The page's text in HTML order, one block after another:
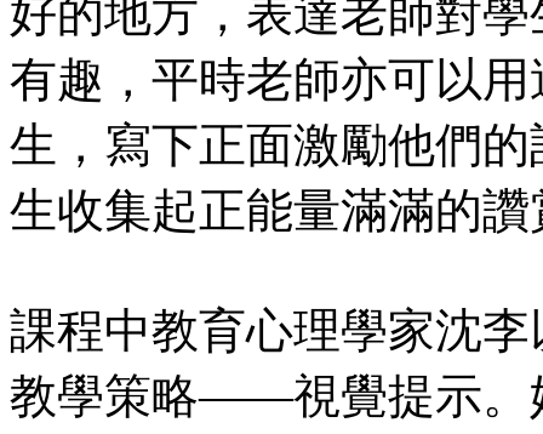
好的地方，表達老師對
有趣，平時老師亦可以
生，寫下正面激勵他們
生收集起正能量滿滿的
課程中教育心理學家沈
教學策略——視覺提示。